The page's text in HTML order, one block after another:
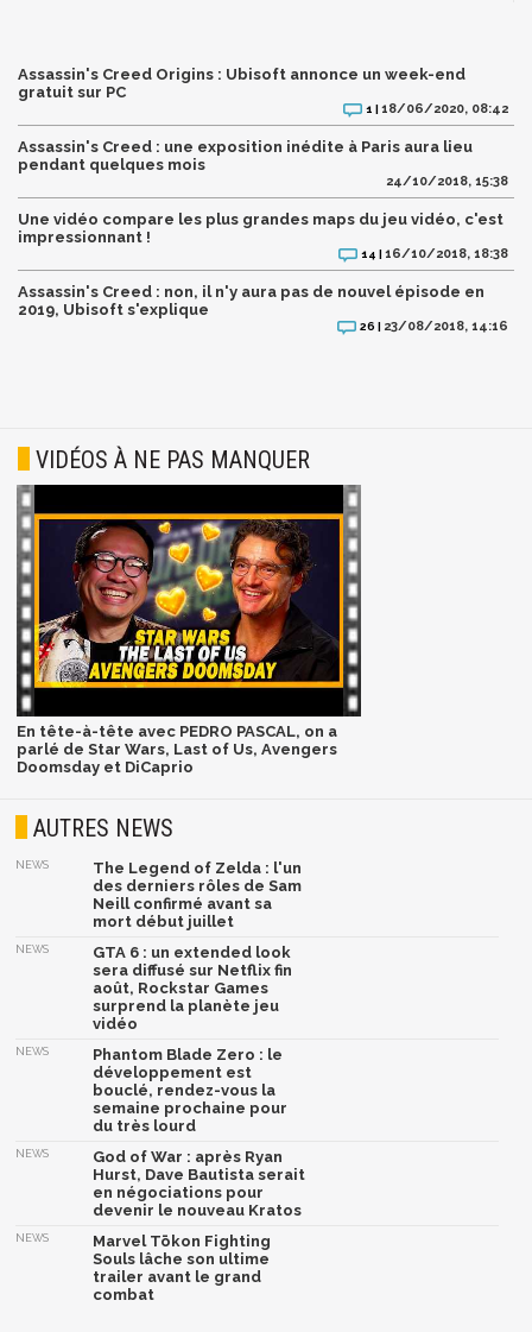
Assassin's Creed Origins : Ubisoft annonce un week-end
gratuit sur PC
1 |18/06/2020, 08:42
Assassin's Creed : une exposition inédite à Paris aura lieu
pendant quelques mois
24/10/2018, 15:38
Une vidéo compare les plus grandes maps du jeu vidéo, c'est
impressionnant !
14 |16/10/2018, 18:38
Assassin's Creed : non, il n'y aura pas de nouvel épisode en
2019, Ubisoft s'explique
26 | 23/08/2018, 14:16
VIDÉOS À NE PAS MANQUER
En tête-à-tête avec PEDRO PASCAL, on a
parlé de Star Wars, Last of Us, Avengers
Doomsday et DiCaprio
AUTRES NEWS
NEWS
The Legend of Zelda : l'un
des derniers rôles de Sam
Neill confirmé avant sa
mort début juillet
NEWS
GTA 6 : un extended look
sera diffusé sur Netflix fin
août, Rockstar Games
surprend la planète jeu
vidéo
NEWS
Phantom Blade Zero : le
développement est
bouclé, rendez-vous la
semaine prochaine pour
du très lourd
NEWS
God of War : après Ryan
Hurst, Dave Bautista serait
en négociations pour
devenir le nouveau Kratos
NEWS
Marvel Tōkon Fighting
Souls lâche son ultime
trailer avant le grand
combat